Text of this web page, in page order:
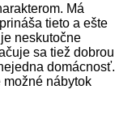
Má
prináša tieto a ešte
neskutočne
sa tiež dobrou
domácnosť.
možné nábytok